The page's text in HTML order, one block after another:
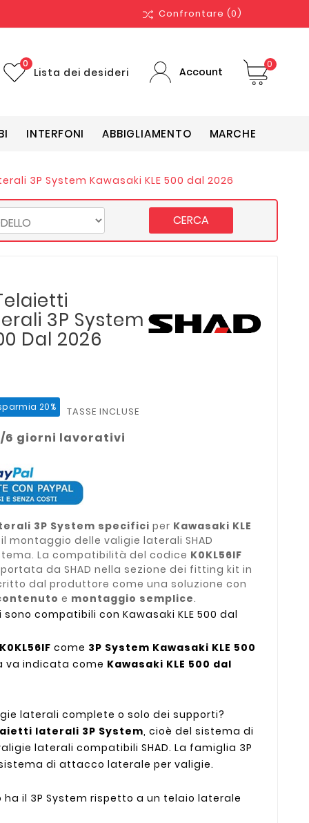
Confrontare (0)
Lista dei desideri
0
Account
0
INTERFONI ABBIGLIAMENTO MARCHE
3P System Kawasaki KLE 500 dal 2026
CERCA
3P System
Dal 2026
20% TASSE INCLUSE
6 giorni lavorativi
3P System specifici per Kawasaki KLE
montaggio delle valigie laterali SHAD
La compatibilità del codice K0KL56IF
da SHAD nella sezione dei fitting kit in
dal produttore come una soluzione con
e montaggio semplice.
compatibili con Kawasaki KLE 500 dal
K0KL56IF come 3P System Kawasaki KLE 500
va indicata come Kawasaki KLE 500 dal
laterali complete o solo dei supporti?
laterali 3P System, cioè del sistema di
laterali compatibili SHAD. La famiglia 3P
di attacco laterale per valigie.
il 3P System rispetto a un telaio laterale